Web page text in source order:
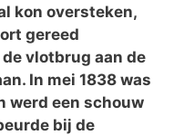
kon oversteken,
gereed
vlotbrug aan de
In mei 1838 was
werd een schouw
bij de